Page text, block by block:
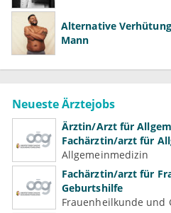
Alternative
Mann
Neueste Ärztejobs
Ärztin/Arzt für
Fachärztin/arzt für
Familienmedizin für
Allgemeinmedizin
Fachärztin/arzt für
Geburtshilfe
Frauenheilkunde und